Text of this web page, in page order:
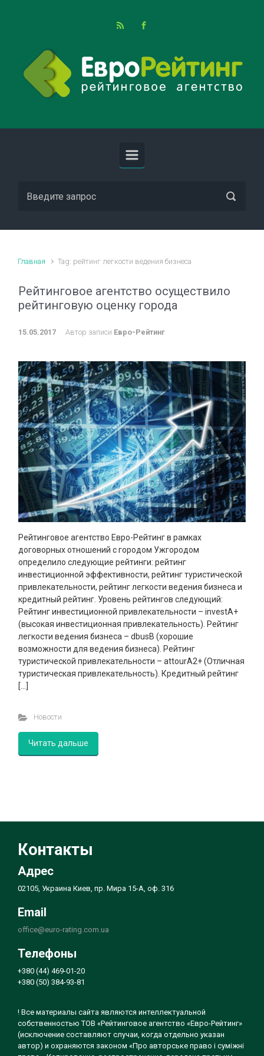
Главная Tag: рейтинг легкости ведения бизнеса
Рейтинговое агентство осуществило
рейтинговую оценку города
15.05.2017 Автор записи Евро-Рейтинг
Рейтинговое агентство Евро-Рейтинг в рамках
договорных отношений с городом Ужгородом
определило следующие рейтинги: рейтинг
инвестиционной эффективности, рейтинг туристической
привлекательности, рейтинг легкости ведения бизнеса и
кредитный рейтинг. Уровень рейтингов следующий:
Рейтинг инвестиционной привлекательности – invеstА+
(высокая инвестиционная привлекательность). Рейтинг
легкости ведения бизнеса – dbusВ (хорошие
возможности для ведения бизнеса). Рейтинг
туристической привлекательности – attourА2+ (Отличная
туристическая привлекательность). Кредитный рейтинг
[…]
Новости
Читать дальше
Контакты
Адрес
02105, Украина Киев, пр. Мира 15-А, оф. 316
Email
office@euro-rating.com.ua
Телефоны
+380 (44) 469-01-20
+380 (50) 384-93-81
! Все материалы сайта являются интеллектуальной
собственностью ТОВ «Рейтинговое агентство «Евро-Рейтинг»
(исключение составляют случаи, когда отдельно указан
автор) и охраняются законом «Про авторське право і суміжні